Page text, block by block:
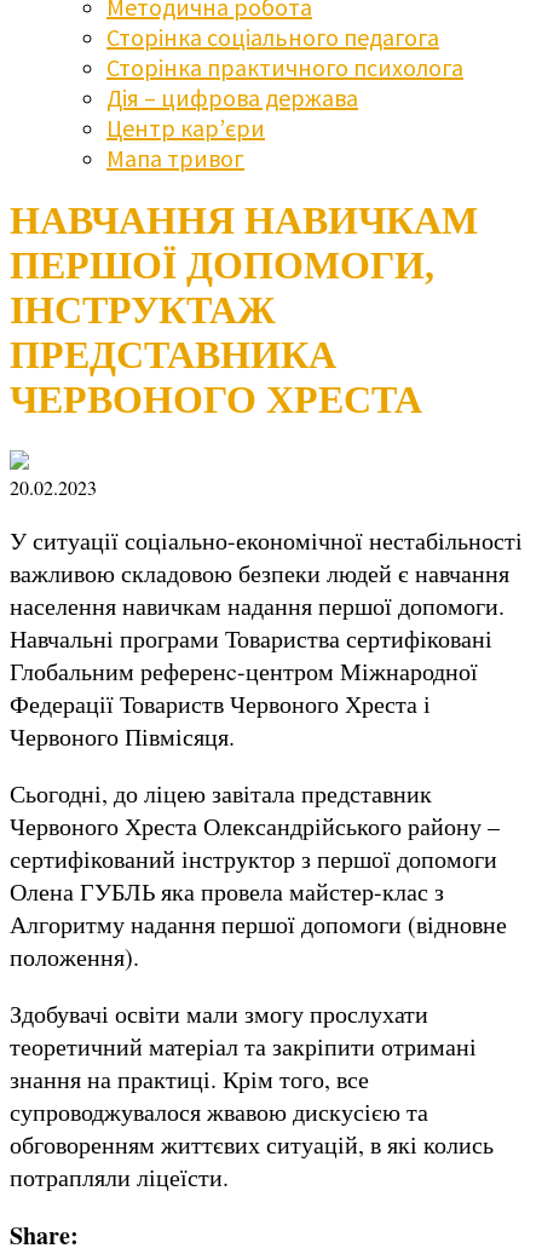
Методична робота
Сторінка соціального педагога
Сторінка практичного психолога
Дія – цифрова держава
Центр кар’єри
Мапа тривог
НАВЧАННЯ НАВИЧКАМ
ПЕРШОЇ ДОПОМОГИ,
ІНСТРУКТАЖ
ПРЕДСТАВНИКА
ЧЕРВОНОГО ХРЕСТА
20.02.2023
У ситуації соціально-економічної нестабільності
важливою складовою безпеки людей є навчання
населення навичкам надання першої допомоги.
Навчальні програми Товариства сертифіковані
Глобальним референc-центром Міжнародної
Федерації Товариств Червоного Хреста і
Червоного Півмісяця.
Сьогодні, до ліцею завітала представник
Червоного Хреста Олександрійського району –
сертифікований інструктор з першої допомоги
Олена ГУБЛЬ яка провела майстер-клас з
Алгоритму надання першої допомоги (відновне
положення).
Здобувачі освіти мали змогу прослухати
теоретичний матеріал та закріпити отримані
знання на практиці. Крім того, все
супроводжувалося жвавою дискусією та
обговоренням життєвих ситуацій, в які колись
потрапляли ліцеїсти.
Share: